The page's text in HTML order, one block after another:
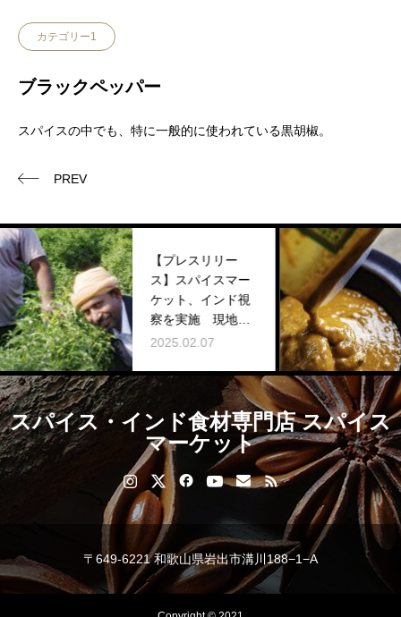
カテゴリー1
ブラックペッパー
スパイスの中でも、特に一般的に使われている黒胡椒。
PREV
【プレスリリー
ス】スパイスマー
ケット、インド視
察を実施 現地農
園と直接取引
2025.02.07
スパイス・インド食材専門店 スパイス
マーケット
〒649-6221 和歌山県岩出市溝川188−1−A